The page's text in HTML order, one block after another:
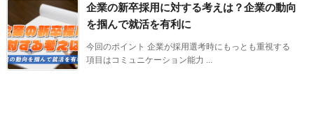
企業の新卒採用に対する考えは？企業の動向
を掴んで就活を有利に
今回のポイント 企業が採用選考時にもっとも重視する
項目はコミュニケーション能力 ...